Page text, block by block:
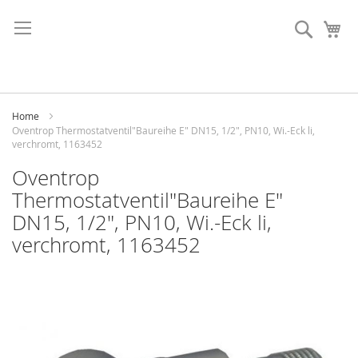
zum
Inhalt
Suche
Home
Oventrop Thermostatventil"Baureihe E" DN15, 1/2", PN10, Wi.-Eck li,
verchromt, 1163452
Oventrop
Thermostatventil"Baureihe E"
DN15, 1/2", PN10, Wi.-Eck li,
verchromt, 1163452